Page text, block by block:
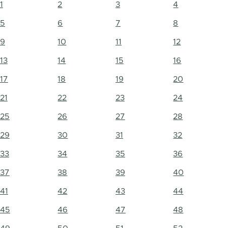
1 2 3 4
5 6 7 8
9 10 11 12
13 14 15 16
17 18 19 20
21 22 23 24
25 26 27 28
29 30 31 32
33 34 35 36
37 38 39 40
41 42 43 44
45 46 47 48